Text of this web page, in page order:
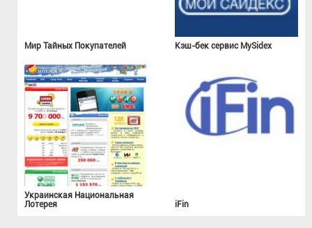
Мир Тайных Покупателей Кэш-бек сервис MySidex
Украинская Национальная
Лотерея
iFin